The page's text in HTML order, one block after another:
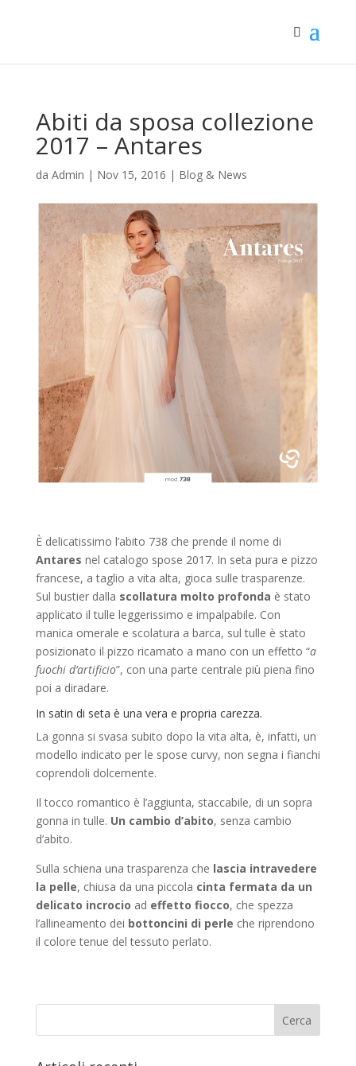
Abiti da sposa collezione
2017 – Antares
da Admin | Nov 15, 2016 | Blog & News
È delicatissimo l’abito 738 che prende il nome di
Antares nel catalogo spose 2017. In seta pura e pizzo
francese, a taglio a vita alta, gioca sulle trasparenze.
Sul bustier dalla scollatura molto profonda è stato
applicato il tulle leggerissimo e impalpabile. Con
manica omerale e scolatura a barca, sul tulle è stato
posizionato il pizzo ricamato a mano con un effetto “a
fuochi d’artificio”, con una parte centrale più piena fino
poi a diradare.
In satin di seta è una vera e propria carezza.
La gonna si svasa subito dopo la vita alta, è, infatti, un
modello indicato per le spose curvy, non segna i fianchi
coprendoli dolcemente.
Il tocco romantico è l’aggiunta, staccabile, di un sopra
gonna in tulle. Un cambio d’abito, senza cambio
d’abito.
Sulla schiena una trasparenza che lascia intravedere
la pelle, chiusa da una piccola cinta fermata da un
delicato incrocio ad effetto fiocco, che spezza
l’allineamento dei bottoncini di perle che riprendono
il colore tenue del tessuto perlato.